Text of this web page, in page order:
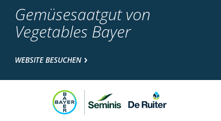
Gemüsesaatgut von
Vegetables Bayer
WEBSITE BESUCHEN